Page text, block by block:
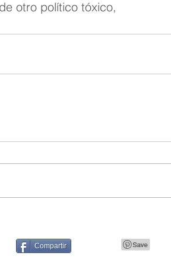
otro político tóxico,
Compartir